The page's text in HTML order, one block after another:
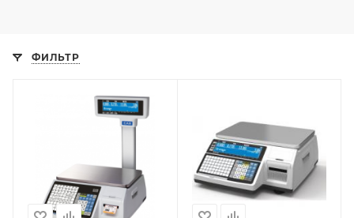
ФИЛЬТР